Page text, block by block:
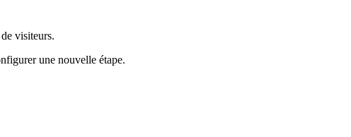
visiteurs.
une nouvelle étape.